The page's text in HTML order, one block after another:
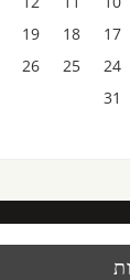
17
18
19
24
25
26
31